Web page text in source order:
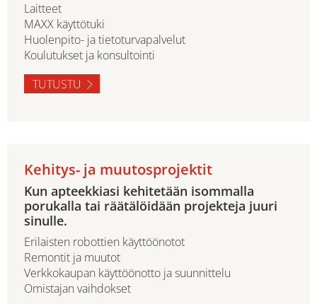
Laitteet
MAXX käyttötuki
Huolenpito- ja tietoturvapalvelut
Koulutukset ja konsultointi
TUTUSTU
Kehitys- ja muutosprojektit
Kun apteekkiasi kehitetään isommalla
porukalla tai räätälöidään projekteja juuri
sinulle.
Erilaisten robottien käyttöönotot
Remontit ja muutot
Verkkokaupan käyttöönotto ja suunnittelu
Omistajan vaihdokset